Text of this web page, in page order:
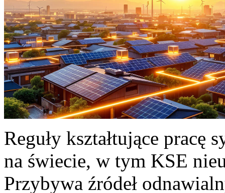
Reguły kształtujące pracę
na świecie, w tym KSE
Przybywa źródeł